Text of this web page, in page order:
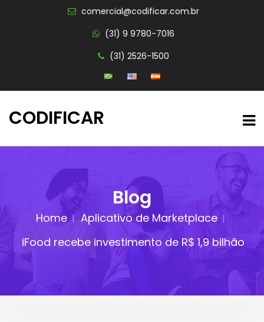
comercial@codificar.com.br
(31) 9 9780-7016
(31) 2526-1500
CODIFICAR
Blog
Home
Aplicativo de Marketplace
iFood recebe investimento de R$ 1,9 bilhão